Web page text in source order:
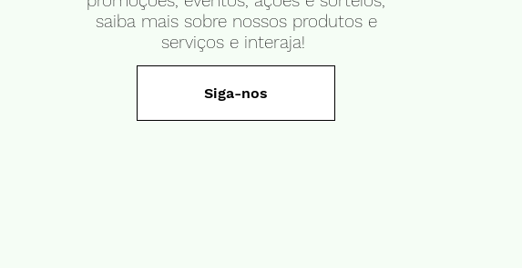
saiba mais sobre nossos produtos e
serviços e interaja!
Siga-nos